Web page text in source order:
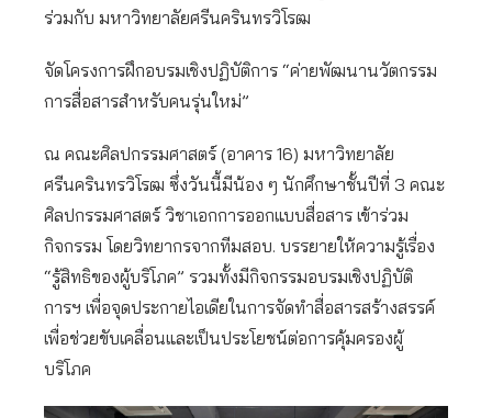
ร่วมกับ มหาวิทยาลัยศรีนครินทรวิโรฒ
จัดโครงการฝึกอบรมเชิงปฏิบัติการ “ค่ายพัฒนานวัตกรรม
การสื่อสารสำหรับคนรุ่นใหม่”
ณ คณะศิลปกรรมศาสตร์ (อาคาร 16) มหาวิทยาลัย
ศรีนครินทรวิโรฒ ซึ่งวันนี้มีน้อง ๆ นักศึกษาชั้นปีที่ 3 คณะ
ศิลปกรรมศาสตร์ วิชาเอกการออกแบบสื่อสาร เข้าร่วม
กิจกรรม โดยวิทยากรจากทีมสอบ. บรรยายให้ความรู้เรื่อง
“รู้สิทธิของผู้บริโภค” รวมทั้งมีกิจกรรมอบรมเชิงปฏิบัติ
การฯ เพื่อจุดประกายไอเดียในการจัดทำสื่อสารสร้างสรรค์
เพื่อช่วยขับเคลื่อนและเป็นประโยชน์ต่อการคุ้มครองผู้
บริโภค